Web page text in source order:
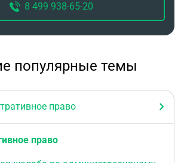
8 499 938-65-20
популярные темы
право
право